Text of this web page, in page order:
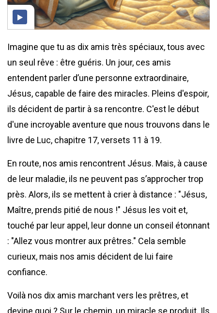
Imagine que tu as dix amis très spéciaux, tous avec
un seul rêve : être guéris. Un jour, ces amis
entendent parler d’une personne extraordinaire,
Jésus, capable de faire des miracles. Pleins d'espoir,
ils décident de partir à sa rencontre. C'est le début
d'une incroyable aventure que nous trouvons dans le
livre de Luc, chapitre 17, versets 11 à 19.
En route, nos amis rencontrent Jésus. Mais, à cause
de leur maladie, ils ne peuvent pas s’approcher trop
près. Alors, ils se mettent à crier à distance : "Jésus,
Maître, prends pitié de nous !" Jésus les voit et,
touché par leur appel, leur donne un conseil étonnant
: "Allez vous montrer aux prêtres." Cela semble
curieux, mais nos amis décident de lui faire
confiance.
Voilà nos dix amis marchant vers les prêtres, et